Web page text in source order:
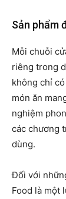
Sản phẩm
Mỗi chuỗi
riêng trong
không chỉ
món ăn
nghiệm
các chương
dùng.
Đối với
Food là một